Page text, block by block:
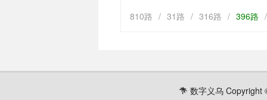
810路 / 31路 / 316路 / 396路 /
数字义乌